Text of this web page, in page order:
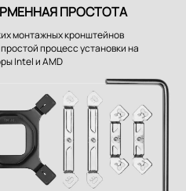
ПРОСТОТА
монтажных кронштейнов
процесс установки на
Intel и AMD